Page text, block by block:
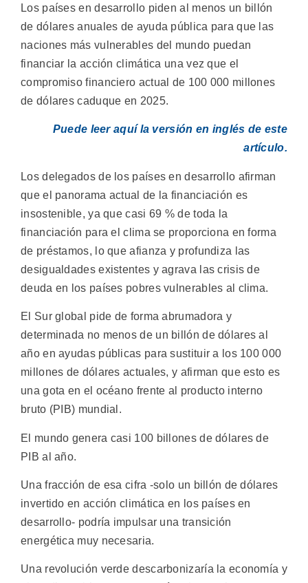
Los países en desarrollo piden al menos un billón
de dólares anuales de ayuda pública para que las
naciones más vulnerables del mundo puedan
financiar la acción climática una vez que el
compromiso financiero actual de 100 000 millones
de dólares caduque en 2025.
Puede leer aquí la versión en inglés de este
artículo.
Los delegados de los países en desarrollo afirman
que el panorama actual de la financiación es
insostenible, ya que casi 69 % de toda la
financiación para el clima se proporciona en forma
de préstamos, lo que afianza y profundiza las
desigualdades existentes y agrava las crisis de
deuda en los países pobres vulnerables al clima.
El Sur global pide de forma abrumadora y
determinada no menos de un billón de dólares al
año en ayudas públicas para sustituir a los 100 000
millones de dólares actuales, y afirman que esto es
una gota en el océano frente al producto interno
bruto (PIB) mundial.
El mundo genera casi 100 billones de dólares de
PIB al año.
Una fracción de esa cifra -solo un billón de dólares
invertido en acción climática en los países en
desarrollo- podría impulsar una transición
energética muy necesaria.
Una revolución verde descarbonizaría la economía y